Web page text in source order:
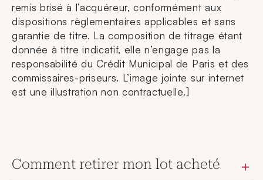
remis brisé à l’acquéreur, conformément aux
dispositions règlementaires applicables et sans
garantie de titre. La composition de titrage étant
donnée à titre indicatif, elle n’engage pas la
responsabilité du Crédit Municipal de Paris et des
commissaires-priseurs. L’image jointe sur internet
est une illustration non contractuelle.]
Comment retirer mon lot acheté